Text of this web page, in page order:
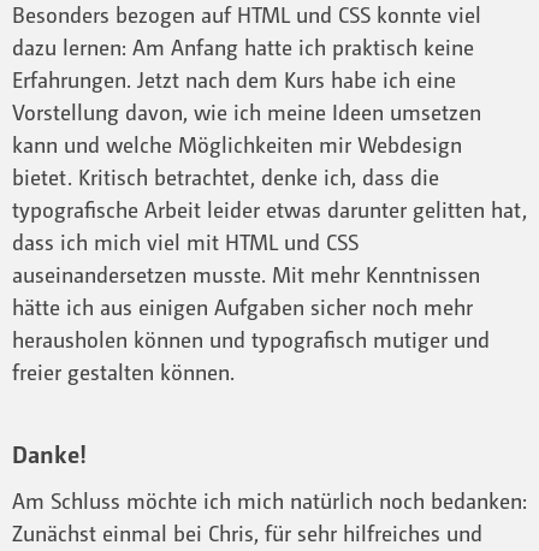
Besonders bezogen auf HTML und CSS konnte viel
dazu lernen: Am Anfang hatte ich praktisch keine
Erfahrungen. Jetzt nach dem Kurs habe ich eine
Vorstellung davon, wie ich meine Ideen umsetzen
kann und welche Möglichkeiten mir Webdesign
bietet. Kritisch betrachtet, denke ich, dass die
typografische Arbeit leider etwas darunter gelitten hat,
dass ich mich viel mit HTML und CSS
auseinandersetzen musste. Mit mehr Kenntnissen
hätte ich aus einigen Aufgaben sicher noch mehr
herausholen können und typografisch mutiger und
freier gestalten können.
Danke!
Am Schluss möchte ich mich natürlich noch bedanken:
Zunächst einmal bei Chris, für sehr hilfreiches und